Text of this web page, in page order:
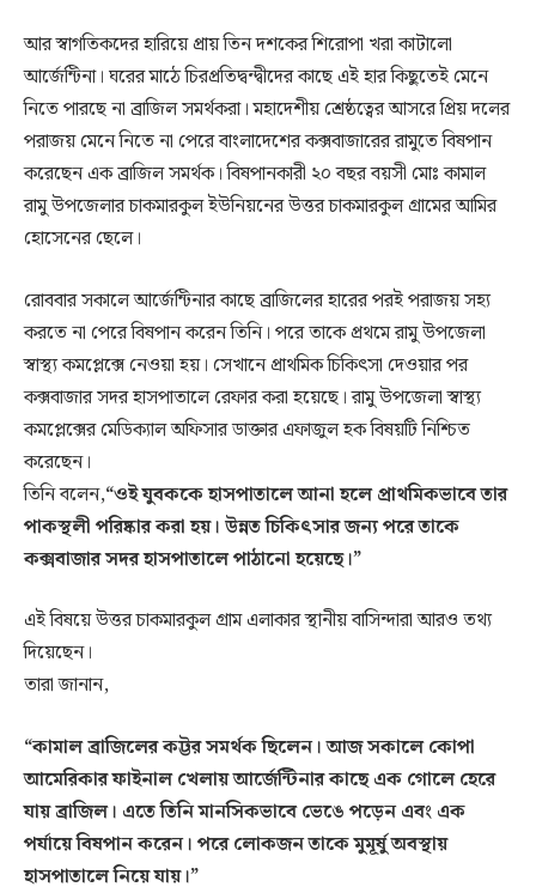
আর স্বাগতিকদের হারিয়ে প্রায় তিন দশকের শিরোপা খরা কাটালো
আর্জেন্টিনা। ঘরের মাঠে চিরপ্রতিদ্বন্দ্বীদের কাছে এই হার কিছুতেই মেনে
নিতে পারছে না ব্রাজিল সমর্থকরা। মহাদেশীয় শ্রেষ্ঠত্বের আসরে প্রিয় দলের
পরাজয় মেনে নিতে না পেরে বাংলাদেশের কক্সবাজারের রামুতে বিষপান
করেছেন এক ব্রাজিল সমর্থক। বিষপানকারী ২০ বছর বয়সী মোঃ কামাল
রামু উপজেলার চাকমারকুল ইউনিয়নের উত্তর চাকমারকুল গ্রামের আমির
হোসেনের ছেলে।
রোববার সকালে আর্জেন্টিনার কাছে ব্রাজিলের হারের পরই পরাজয় সহ্য
করতে না পেরে বিষপান করেন তিনি। পরে তাকে প্রথমে রামু উপজেলা
স্বাস্থ্য কমপ্লেক্সে নেওয়া হয়। সেখানে প্রাথমিক চিকিৎসা দেওয়ার পর
কক্সবাজার সদর হাসপাতালে রেফার করা হয়েছে। রামু উপজেলা স্বাস্থ্য
কমপ্লেক্সের মেডিক্যাল অফিসার ডাক্তার এফাজুল হক বিষয়টি নিশ্চিত
করেছেন।
তিনি বলেন,“ওই যুবককে হাসপাতালে আনা হলে প্রাথমিকভাবে তার
পাকস্থলী পরিষ্কার করা হয়। উন্নত চিকিৎসার জন্য পরে তাকে
কক্সবাজার সদর হাসপাতালে পাঠানো হয়েছে।”
এই বিষয়ে উত্তর চাকমারকুল গ্রাম এলাকার স্থানীয় বাসিন্দারা আরও তথ্য
দিয়েছেন।
তারা জানান,
“কামাল ব্রাজিলের কট্টর সমর্থক ছিলেন। আজ সকালে কোপা
আমেরিকার ফাইনাল খেলায় আর্জেন্টিনার কাছে এক গোলে হেরে
যায় ব্রাজিল। এতে তিনি মানসিকভাবে ভেঙে পড়েন এবং এক
পর্যায়ে বিষপান করেন। পরে লোকজন তাকে মুমূর্ষু অবস্থায়
হাসপাতালে নিয়ে যায়।”